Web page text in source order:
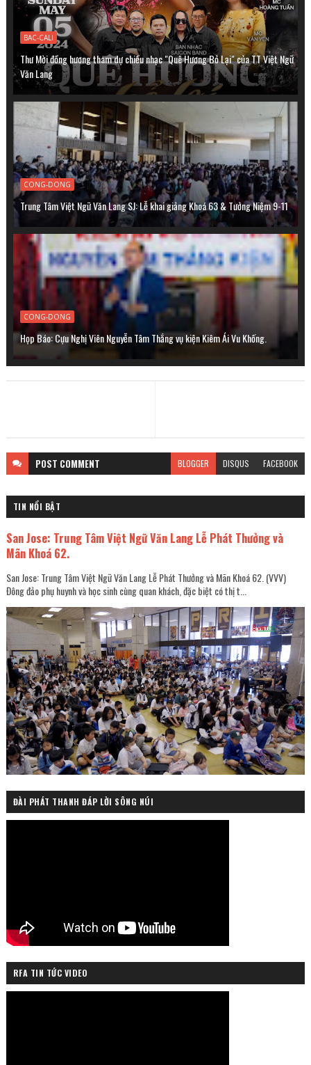
BAC-CALI
Thư Mời đồng hương tham dự chiều nhạc "Quê Hương Bỏ Lại" của TT Việt Ngữ
Văn Lang
CONG-DONG
Trung Tâm Việt Ngữ Văn Lang SJ: Lễ khai giảng Khoá 63 & Tưởng Niệm 9-11
CONG-DONG
Họp Báo: Cựu Nghị Viên Nguyễn Tâm Thắng vụ kiện Kiêm Ái Vu Khống.
POST COMMENT BLOGGER DISQUS FACEBOOK
TIN NỔI BẬT
San Jose: Trung Tâm Việt Ngữ Văn Lang Lễ Phát Thưởng và
Mãn Khoá 62.
San Jose: Trung Tâm Việt Ngữ Văn Lang Lễ Phát Thưởng và Mãn Khoá 62. (VVV)
Đông đảo phụ huynh và học sinh cùng quan khách, đặc biệt có thị t...
ĐÀI PHÁT THANH ĐÁP LỜI SÔNG NÚI
RFA TIN TỨC VIDEO